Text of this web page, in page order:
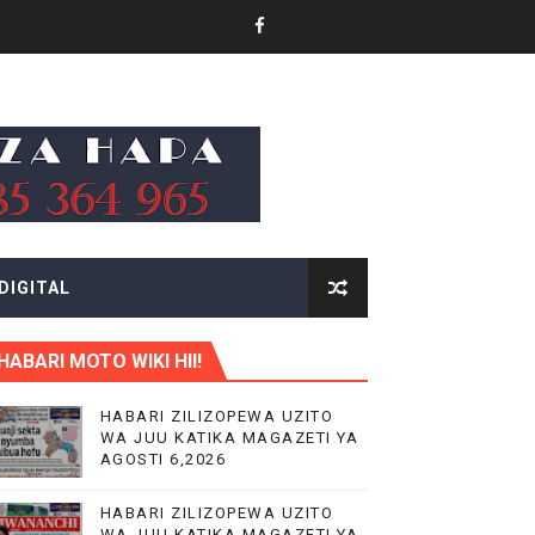
KWA WANAUSHIRIKA WOTE TANZANIA
NA UCHUMI TANZANIA
TAIFA
MOTO WIKI HII!
HABARI ZILIZOPEWA UZITO
WA JUU KATIKA MAGAZETI YA
AGOSTI 6,2026
HABARI ZILIZOPEWA UZITO